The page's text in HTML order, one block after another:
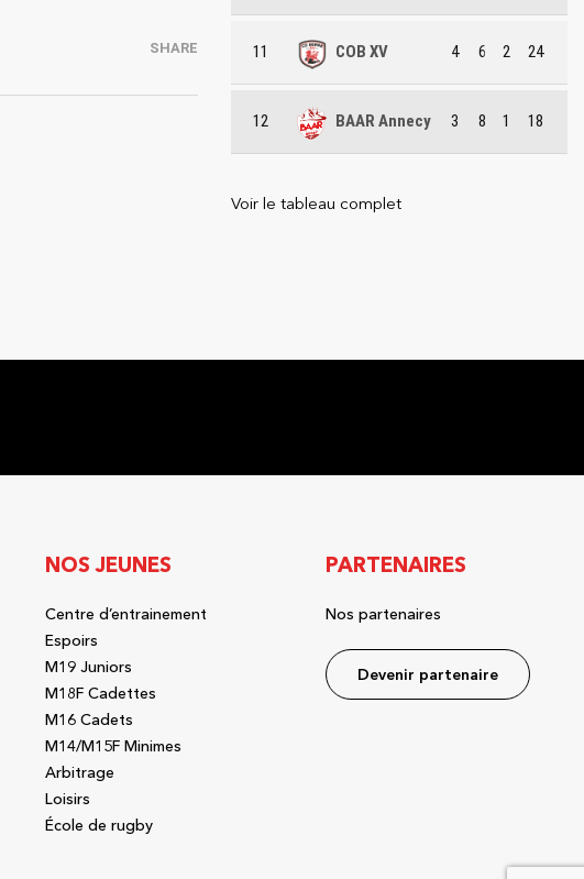
SHARE 11 COB XV 4 6 2 24
12 BAAR Annecy 3 8 1 18
Voir le tableau complet
NOS JEUNES
Centre d’entrainement
Espoirs
M19 Juniors
M18F Cadettes
M16 Cadets
M14/M15F Minimes
Arbitrage
Loisirs
École de rugby
PARTENAIRES
Nos partenaires
Devenir partenaire